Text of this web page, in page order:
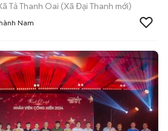
Tả Thanh Oai (Xã Đại Thanh mới)
Nam